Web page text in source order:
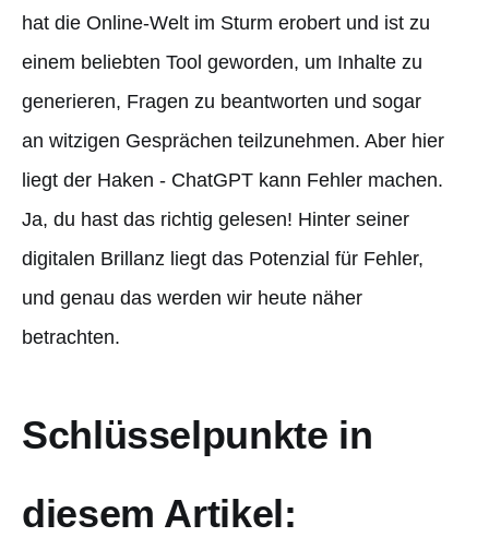
hat die Online-Welt im Sturm erobert und ist zu
einem beliebten Tool geworden, um Inhalte zu
generieren, Fragen zu beantworten und sogar
an witzigen Gesprächen teilzunehmen. Aber hier
liegt der Haken - ChatGPT kann Fehler machen.
Ja, du hast das richtig gelesen! Hinter seiner
digitalen Brillanz liegt das Potenzial für Fehler,
und genau das werden wir heute näher
betrachten.
Schlüsselpunkte in
diesem Artikel: